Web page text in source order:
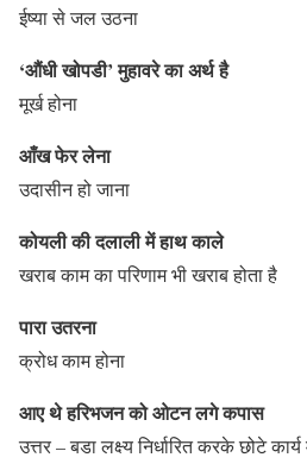
ईष्या से जल उठना
‘औंधी खोपडी’ मुहावरे का अर्थ है
मूर्ख होना
आँख फेर लेना
उदासीन हो जाना
कोयली की दलाली में हाथ काले
खराब काम का परिणाम भी खराब होता है
पारा उतरना
क्रोध काम होना
आए थे हरिभजन को ओटन लगे कपास
उत्तर – बडा लक्ष्य निर्धारित करके छोटे